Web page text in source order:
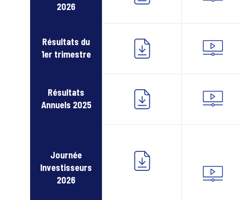
2026
Résultats du
1er trimestre
Résultats
Annuels 2025
Journée
Investisseurs
2026